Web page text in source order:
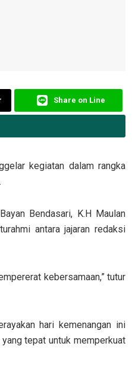
Share on Line
kegiatan dalam rangka
Bendasari, K.H Maulan
antara jajaran redaksi
kebersamaan,” tutur
hari kemenangan ini
tepat untuk memperkuat